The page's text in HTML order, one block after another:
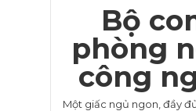
Bộ
phòng
công
Một giấc ngủ ngon, đầy